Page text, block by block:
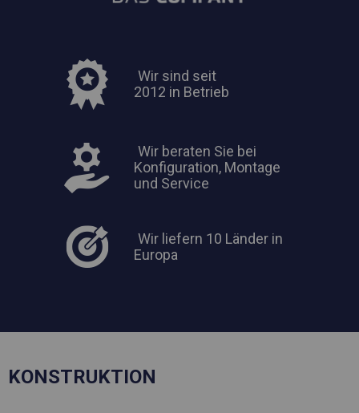
Wir sind seit
2012 in Betrieb
Wir beraten Sie bei
Konfiguration, Montage
und Service
Wir liefern 10 Länder in
Europa
KONSTRUKTION